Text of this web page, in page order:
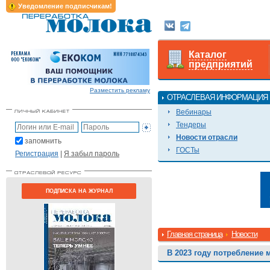
Уведомление подписчикам!
Разместить рекламу
запомнить
Регистрация | Я забыл пароль
ПОДПИСКА НА ЖУРНАЛ
Каталог
предприятий
ОТРАСЛЕВАЯ ИНФОРМАЦИЯ
Вебинары
Тендеры
Новости отрасли
ГОСТы
Главная страница Новости
В 2023 году